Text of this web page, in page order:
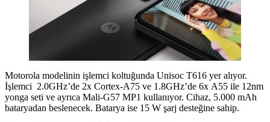
Motorola modelinin işlemci koltuğunda Unisoc T616 yer alıyor.
İşlemci 2.0GHz’de 2x Cortex-A75 ve 1.8GHz’de 6x A55 ile 12nm
yonga seti ve ayrıca Mali-G57 MP1 kullanıyor. Cihaz, 5.000 mAh
bataryadan beslenecek. Batarya ise 15 W şarj desteğine sahip.